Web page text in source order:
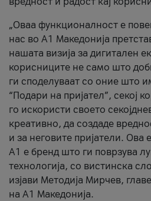
„Оваа функционалност е
нас во А1 Македонија
нашата визија за дигитален
корисниците не само што
ги споделуваат со оние што
“Подари на пријател”, секој
го искористи своето
креативно, да создаде
и за неговите пријатели. Ова
А1 е бренд што ги поврзува
технологија, со вистинска
изјави Методија Мирчев,
на А1 Македонија.